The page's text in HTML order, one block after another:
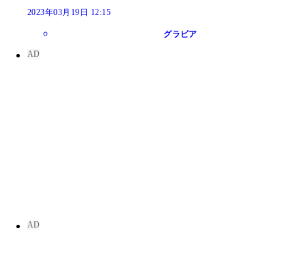
2023年03月19日 12:15
グラビア